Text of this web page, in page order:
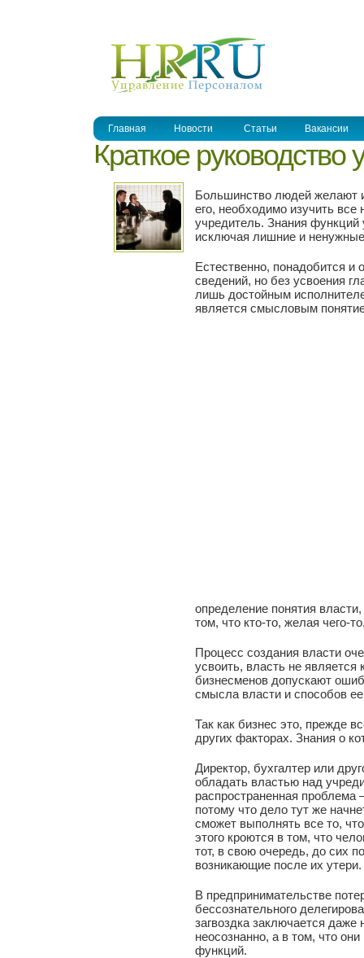
Главная Новости Статьи Вакансии
Краткое руководство
Большинство людей желают
его, необходимо изучить
учредитель. Знания функций
исключая лишние и
Естественно, понадобится и
сведений, но без усвоения
лишь достойным
является смысловым
определение понятия
том, что кто-то, желая чего-
Процесс создания власти
усвоить, власть не является
бизнесменов допускают
смысла власти и способов
Так как бизнес это, прежде
других факторах. Знания о
Директор, бухгалтер или
обладать властью над
распространенная проблема
потому что дело тут же
сможет выполнять все то,
этого кроются в том, что
тот, в свою очередь, до сих
возникающие после их утери.
В предпринимательстве
бессознательного
загвоздка заключается даже
неосознанно, а в том, что
функций.